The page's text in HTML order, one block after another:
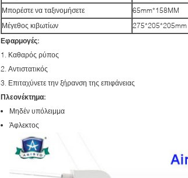
Μπορέστε να ταξινομήσετε
65mm*158MM
Μέγεθος κιβωτίων
275*205*205mm
Εφαρμογές:
1. Καθαρός ρύπος
2. Αντιστατικός
3. Επιταχύνετε την ξήρανση της επιφάνειας
Πλεονέκτημα:
Μηδέν υπόλειμμα
Άφλεκτος